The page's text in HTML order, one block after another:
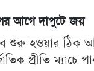
আগে দাপুটে জয়
শুরু হওয়ার ঠিক
প্রীতি